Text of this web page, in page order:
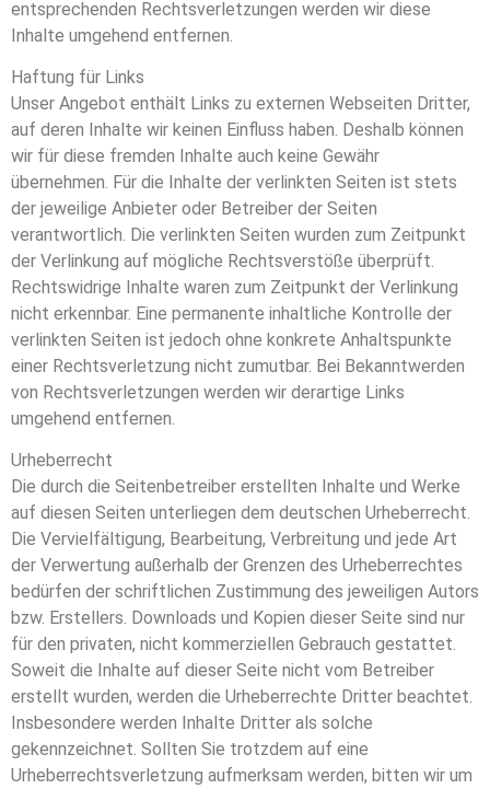
entsprechenden Rechtsverletzungen werden wir diese
Inhalte umgehend entfernen.
Haftung für Links
Unser Angebot enthält Links zu externen Webseiten Dritter,
auf deren Inhalte wir keinen Einfluss haben. Deshalb können
wir für diese fremden Inhalte auch keine Gewähr
übernehmen. Für die Inhalte der verlinkten Seiten ist stets
der jeweilige Anbieter oder Betreiber der Seiten
verantwortlich. Die verlinkten Seiten wurden zum Zeitpunkt
der Verlinkung auf mögliche Rechtsverstöße überprüft.
Rechtswidrige Inhalte waren zum Zeitpunkt der Verlinkung
nicht erkennbar. Eine permanente inhaltliche Kontrolle der
verlinkten Seiten ist jedoch ohne konkrete Anhaltspunkte
einer Rechtsverletzung nicht zumutbar. Bei Bekanntwerden
von Rechtsverletzungen werden wir derartige Links
umgehend entfernen.
Urheberrecht
Die durch die Seitenbetreiber erstellten Inhalte und Werke
auf diesen Seiten unterliegen dem deutschen Urheberrecht.
Die Vervielfältigung, Bearbeitung, Verbreitung und jede Art
der Verwertung außerhalb der Grenzen des Urheberrechtes
bedürfen der schriftlichen Zustimmung des jeweiligen Autors
bzw. Erstellers. Downloads und Kopien dieser Seite sind nur
für den privaten, nicht kommerziellen Gebrauch gestattet.
Soweit die Inhalte auf dieser Seite nicht vom Betreiber
erstellt wurden, werden die Urheberrechte Dritter beachtet.
Insbesondere werden Inhalte Dritter als solche
gekennzeichnet. Sollten Sie trotzdem auf eine
Urheberrechtsverletzung aufmerksam werden, bitten wir um